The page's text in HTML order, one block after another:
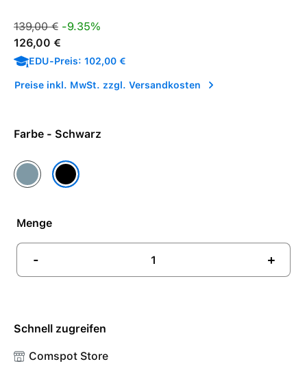
Verkaufspreis:
Regulärer Preis:
139,00 € -9.35%
126,00 €
EDU-Preis: 102,00 €
Preise inkl. MwSt. zzgl. Versandkosten
Farbe - Schwarz
Blau Schwarz
Menge
- +
Schnell zugreifen
Comspot Store